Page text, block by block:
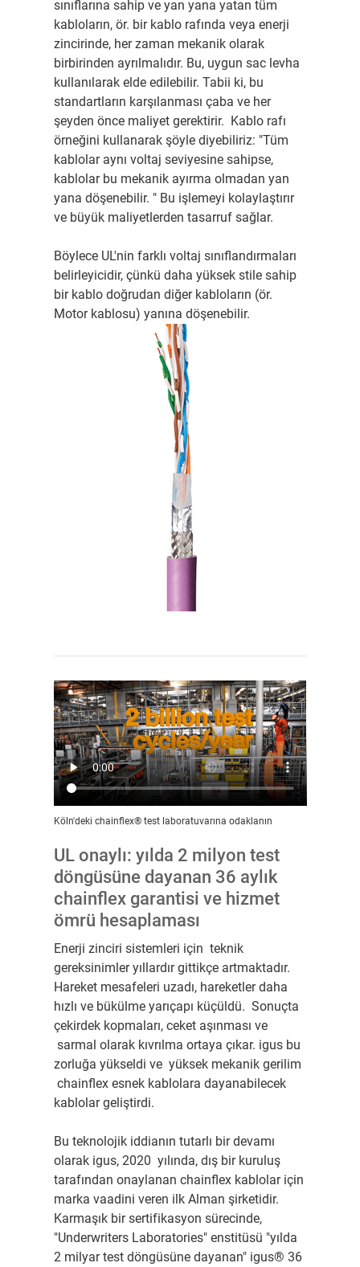
sınıflarına sahip ve yan yana yatan tüm
kabloların, ör. bir kablo rafında veya enerji
zincirinde, her zaman mekanik olarak
birbirinden ayrılmalıdır. Bu, uygun sac levha
kullanılarak elde edilebilir. Tabii ki, bu
standartların karşılanması çaba ve her
şeyden önce maliyet gerektirir. Kablo rafı
örneğini kullanarak şöyle diyebiliriz: "Tüm
kablolar aynı voltaj seviyesine sahipse,
kablolar bu mekanik ayırma olmadan yan
yana döşenebilir. " Bu işlemeyi kolaylaştırır
ve büyük maliyetlerden tasarruf sağlar.
Böylece UL'nin farklı voltaj sınıflandırmaları
belirleyicidir, çünkü daha yüksek stile sahip
bir kablo doğrudan diğer kabloların (ör.
Motor kablosu) yanına döşenebilir.
Köln'deki chainflex® test laboratuvarına odaklanın
UL onaylı: yılda 2 milyon test
döngüsüne dayanan 36 aylık
chainflex garantisi ve hizmet
ömrü hesaplaması
Enerji zinciri sistemleri için teknik
gereksinimler yıllardır gittikçe artmaktadır.
Hareket mesafeleri uzadı, hareketler daha
hızlı ve bükülme yarıçapı küçüldü. Sonuçta
çekirdek kopmaları, ceket aşınması ve
sarmal olarak kıvrılma ortaya çıkar. igus bu
zorluğa yükseldi ve yüksek mekanik gerilim
chainflex esnek kablolara dayanabilecek
kablolar geliştirdi.
Bu teknolojik iddianın tutarlı bir devamı
olarak igus, 2020 yılında, dış bir kuruluş
tarafından onaylanan chainflex kablolar için
marka vaadini veren ilk Alman şirketidir.
Karmaşık bir sertifikasyon sürecinde,
"Underwriters Laboratories" enstitüsü "yılda
2 milyar test döngüsüne dayanan" igus® 36